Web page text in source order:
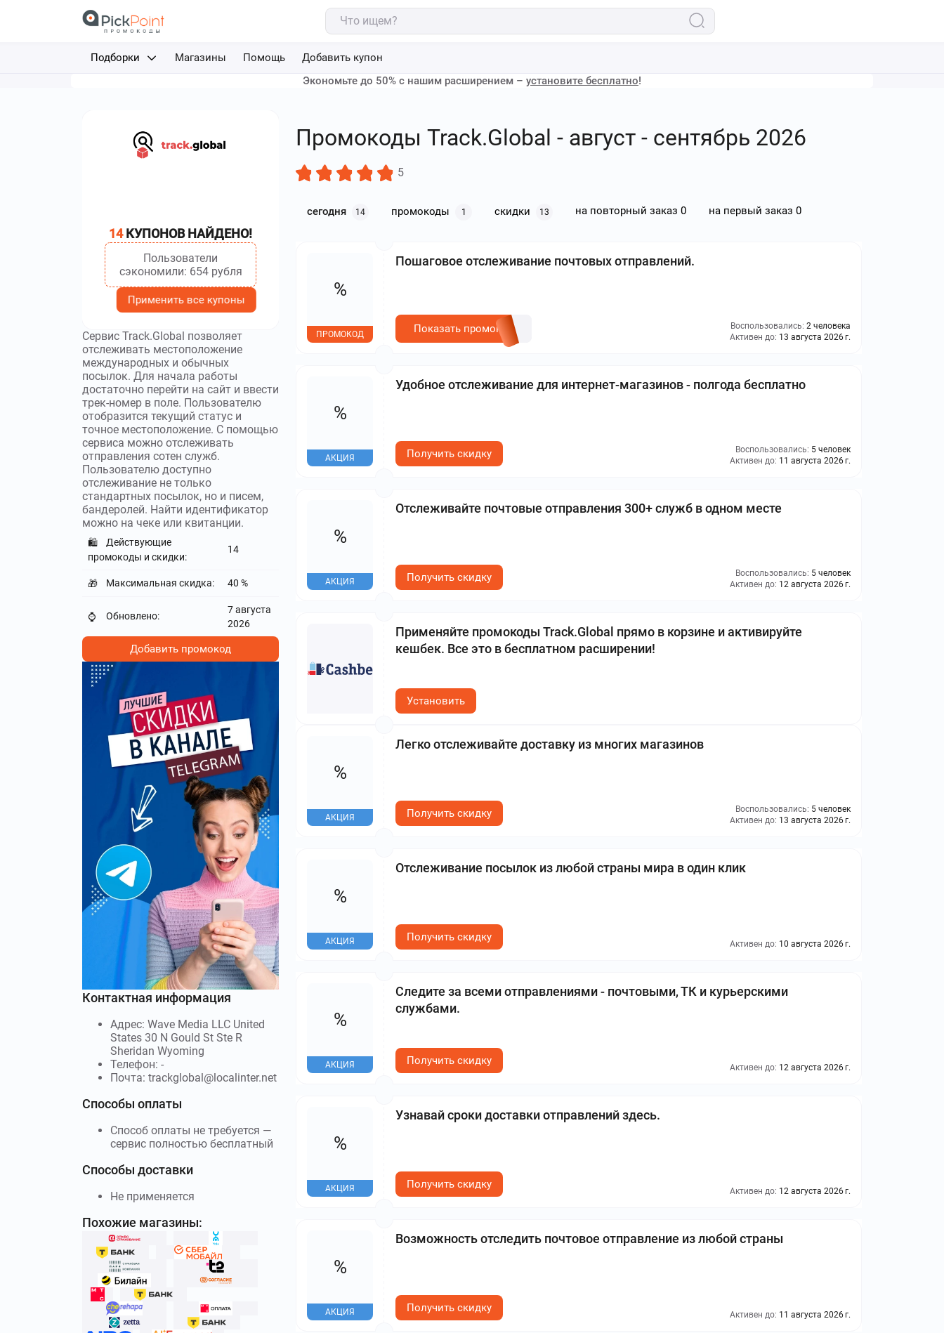
Подборки
Путешествия
Каршеринг
Магазины Помощь
Добавить купон
Экономьте до 50% с нашим расширением – установите бесплатно!
Промокоды Track.Global - август - сентябрь 2026
5
сегодня 14 промокоды 1 скидки 13 на повторный заказ 0 на первый заказ 0
Пошаговое отслеживание почтовых отправлений.
%
ПРОМОКОД
Воспользовались: 2 человека
Активен до: 13 августа 2026 г.
Показать промокод
Удобное отслеживание для интернет-магазинов - полгода бесплатно
%
АКЦИЯ
Воспользовались: 5 человек
Активен до: 11 августа 2026 г.
Получить скидку
Отслеживайте почтовые отправления 300+ служб в одном месте
%
АКЦИЯ
Воспользовались: 5 человек
Активен до: 12 августа 2026 г.
Получить скидку
Применяйте промокоды Track.Global прямо в корзине и активируйте
кешбек. Все это в бесплатном расширении!
Установить
Легко отслеживайте доставку из многих магазинов
%
АКЦИЯ
Воспользовались: 5 человек
Активен до: 13 августа 2026 г.
Получить скидку
Отслеживание посылок из любой страны мира в один клик
%
АКЦИЯ Активен до: 10 августа 2026 г.
Получить скидку
Следите за всеми отправлениями - почтовыми, ТК и курьерскими
службами.
%
АКЦИЯ Активен до: 12 августа 2026 г.
Получить скидку
Узнавай сроки доставки отправлений здесь.
%
АКЦИЯ Активен до: 12 августа 2026 г.
Получить скидку
Возможность отследить почтовое отправление из любой страны
%
АКЦИЯ Активен до: 11 августа 2026 г.
Получить скидку
14КУПОНОВ НАЙДЕНО!
Пользователи
сэкономили: 654 рубля
Применить все купоны
Сервис Track.Global позволяет
отслеживать местоположение
международных и обычных
посылок. Для начала работы
достаточно перейти на сайт и ввести
трек-номер в поле. Пользователю
отобразится текущий статус и
точное местоположение. С помощью
сервиса можно отслеживать
отправления сотен служб.
Пользователю доступно
отслеживание не только
стандартных посылок, но и писем,
бандеролей. Найти идентификатор
можно на чеке или квитанции.
🛍️
Действующие
промокоды и скидки:
14
🎁 Максимальная скидка: 40 %
⌚ Обновлено:
7 августа
2026
Добавить промокод
Контактная информация
Адрес: Wave Media LLC United
States 30 N Gould St Ste R
Sheridan Wyoming
Телефон: -
Почта: trackglobal@localinter.net
Способы оплаты
Способ оплаты не требуется —
сервис полностью бесплатный
Способы доставки
Не применяется
Похожие магазины: